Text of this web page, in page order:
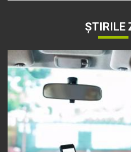
ȘTIRILE